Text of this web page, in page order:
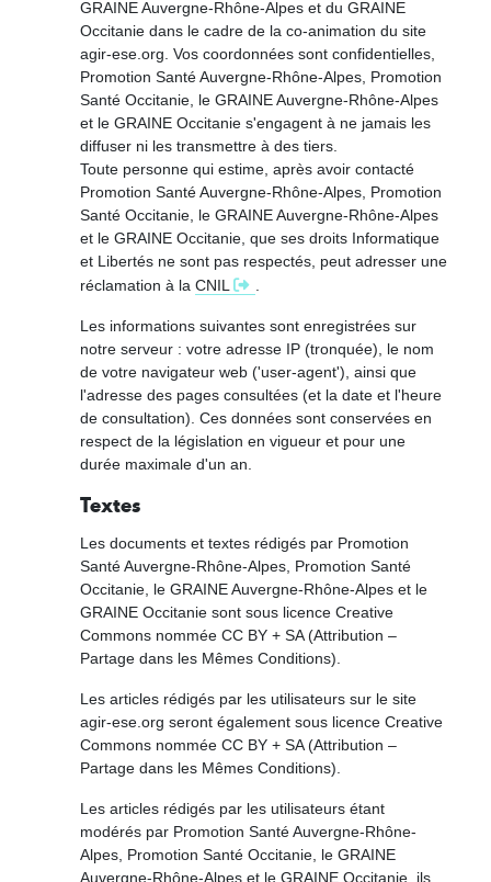
GRAINE Auvergne-Rhône-Alpes et du GRAINE
Occitanie dans le cadre de la co-animation du site
agir-ese.org. Vos coordonnées sont confidentielles,
Promotion Santé Auvergne-Rhône-Alpes, Promotion
Santé Occitanie, le GRAINE Auvergne-Rhône-Alpes
et le GRAINE Occitanie s'engagent à ne jamais les
diffuser ni les transmettre à des tiers.
Toute personne qui estime, après avoir contacté
Promotion Santé Auvergne-Rhône-Alpes, Promotion
Santé Occitanie, le GRAINE Auvergne-Rhône-Alpes
et le GRAINE Occitanie, que ses droits Informatique
et Libertés ne sont pas respectés, peut adresser une
réclamation à la CNIL
Les informations suivantes sont enregistrées sur
notre serveur : votre adresse IP (tronquée), le nom
de votre navigateur web ('user-agent'), ainsi que
l'adresse des pages consultées (et la date et l'heure
de consultation). Ces données sont conservées en
respect de la législation en vigueur et pour une
durée maximale d'un an.
Textes
Les documents et textes rédigés par Promotion
Santé Auvergne-Rhône-Alpes, Promotion Santé
Occitanie, le GRAINE Auvergne-Rhône-Alpes et le
GRAINE Occitanie sont sous licence Creative
Commons nommée CC BY + SA (Attribution –
Partage dans les Mêmes Conditions).
Les articles rédigés par les utilisateurs sur le site
agir-ese.org seront également sous licence Creative
Commons nommée CC BY + SA (Attribution –
Partage dans les Mêmes Conditions).
Les articles rédigés par les utilisateurs étant
modérés par Promotion Santé Auvergne-Rhône-
Alpes, Promotion Santé Occitanie, le GRAINE
Auvergne-Rhône-Alpes et le GRAINE Occitanie, ils